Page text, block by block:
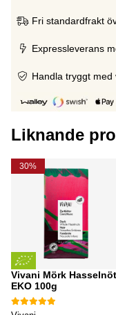
Fri standardfrakt
Expressleverans
Handla tryggt
Liknande
30%
Vivani Mörk Hasselnöt
EKO 100g